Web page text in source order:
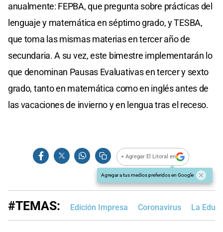
anualmente: FEPBA, que pregunta sobre prácticas del
lenguaje y matemática en séptimo grado, y TESBA,
que toma las mismas materias en tercer año de
secundaria. A su vez, este bimestre implementarán lo
que denominan Pausas Evaluativas en tercer y sexto
grado, tanto en matemática como en inglés antes de
las vacaciones de invierno y en lengua tras el receso.
+ Agregar El Litoral en
Agregar a tus medios preferidos en Google
#TEMAS: Edición Impresa Coronavirus La